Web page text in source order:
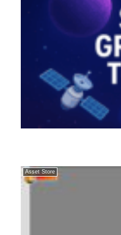
Asset Store